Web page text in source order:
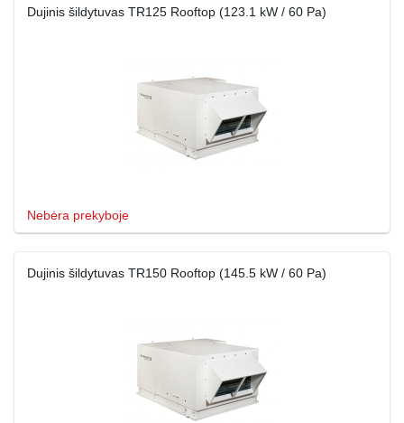
Dujinis šildytuvas TR125 Rooftop (123.1 kW / 60 Pa)
Nebėra prekyboje
Dujinis šildytuvas TR150 Rooftop (145.5 kW / 60 Pa)